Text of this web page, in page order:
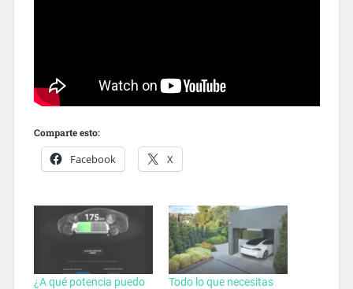
Comparte esto:
Facebook X
¿A qué potencia puedo
Todo lo que necesitas